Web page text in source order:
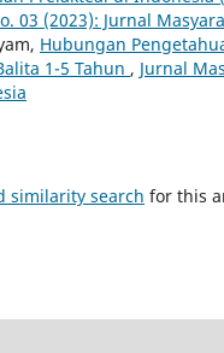
03 (2023): Jurnal
Hubungan
1-5 Tahun , Jurnal
similarity search for this